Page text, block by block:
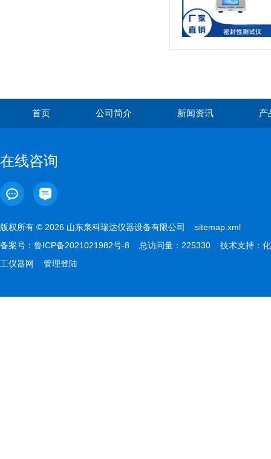
首页 公司简介 新闻资讯 产
在线咨询
版权所有 © 2026 山东泉科瑞达仪器设备有限公司 sitemap.xml
备案号： 鲁ICP备2021021982号-8 总访问量：225330 技术支持： 化
工仪器网
管理登陆